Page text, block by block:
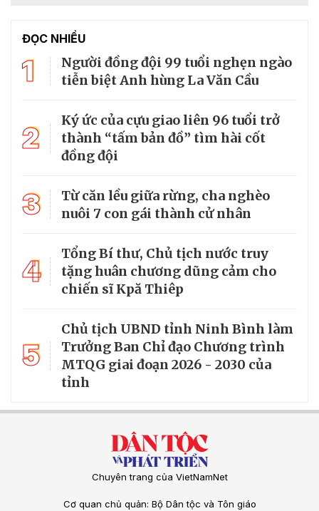
ĐỌC NHIỀU
1
Người đồng đội 99 tuổi nghẹn ngào
tiễn biệt Anh hùng La Văn Cầu
2
Ký ức của cựu giao liên 96 tuổi trở
thành “tấm bản đồ” tìm hài cốt
đồng đội
3
Từ căn lều giữa rừng, cha nghèo
nuôi 7 con gái thành cử nhân
4
Tổng Bí thư, Chủ tịch nước truy
tặng huân chương dũng cảm cho
chiến sĩ Kpă Thiêp
5
Chủ tịch UBND tỉnh Ninh Bình làm
Trưởng Ban Chỉ đạo Chương trình
MTQG giai đoạn 2026 - 2030 của
tỉnh
Chuyên trang của VietNamNet
Cơ quan chủ quản: Bộ Dân tộc và Tôn giáo